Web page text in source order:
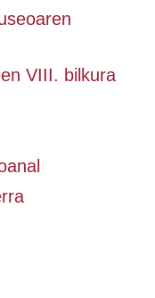
VIII. bilkura